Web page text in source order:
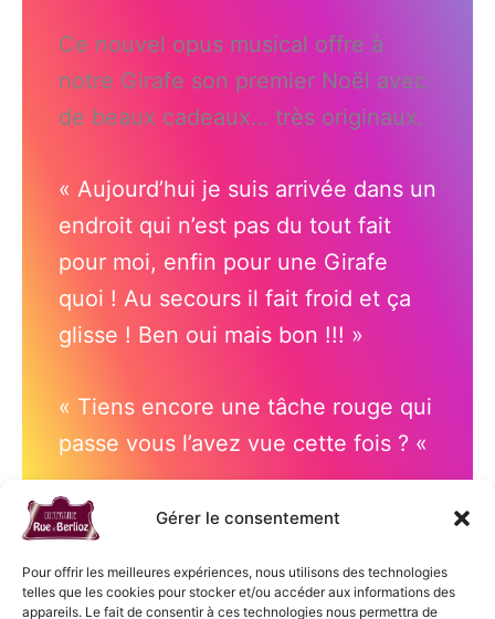
Gérer le consentement
Pour offrir les meilleures expériences, nous utilisons des technologies
telles que les cookies pour stocker et/ou accéder aux informations des
appareils. Le fait de consentir à ces technologies nous permettra de
Ce nouvel opus musical offre à
notre Girafe son premier Noël avec
de beaux cadeaux… très originaux.
« Aujourd’hui je suis arrivée dans un
endroit qui n’est pas du tout fait
pour moi, enfin pour une Girafe
quoi ! Au secours il fait froid et ça
glisse ! Ben oui mais bon !!! »
« Tiens encore une tâche rouge qui
passe vous l’avez vue cette fois ? «
Copyright © Compagnie Rue De Berlioz - 2009 - 2026
Association loi 1901 - Siret 83187538000014 - APE 9001Z Licence PLATESV-